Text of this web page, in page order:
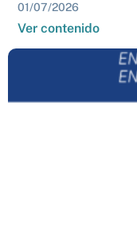
01/07/2026
Ver contenido